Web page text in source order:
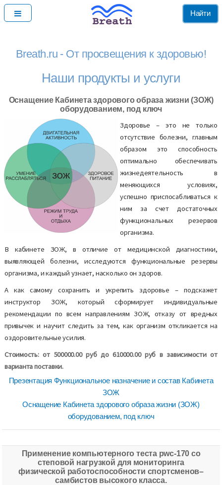
Найти
Breath.ru - От просвещения к здоровью!
Наши продукты и услуги
Оснащение Кабинета здорового образа жизни (ЗОЖ)
оборудованием, под ключ
Здоровье – это не только
отсутствие болезни, главным
образом это способность
оптимально обеспечивать
жизнедеятельность в
меняющихся условиях,
успешно приспосабливаться к
ним за счет достаточных
функциональных резервов
организма.
В кабинете ЗОЖ, в отличие от медицинской диагностики,
выявляющей болезни, исследуются функциональные резервы
организма, и каждый узнает, насколько он здоров.
А как самому сохранить и укрепить здоровье – подскажет
инструктор ЗОЖ, который сформирует индивидуальные
рекомендации по всем направлениям ЗОЖ, отказу от вредных
привычек и научит следить за тем, как организм откликается на
оздоровительные усилия.
Стоимость: от 500000.00 руб до 610000.00 руб в зависимости от
варианта поставки.
Презентация Функциональное назначение и состав Кабинета
ЗОЖ
Оснащение Кабинета здорового образа жизни (ЗОЖ)
оборудованием, под ключ
Применение компьютерного теста pwc-170 со
степовой нагрузкой для мониторинга
физической работоспособности спортсменов–
самбистов высокого класса.